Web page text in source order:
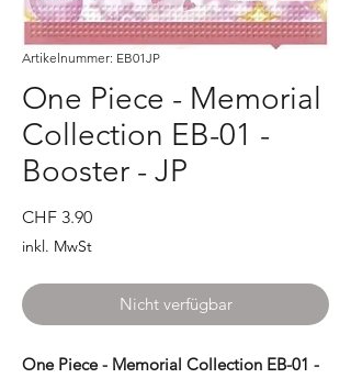
Artikelnummer: EB01JP
One Piece - Memorial
Collection EB-01 -
Booster - JP
CHF 3.90Preis
inkl. MwSt
Nicht verfügbar
One Piece - Memorial Collection EB-01 -